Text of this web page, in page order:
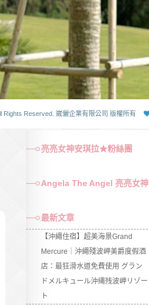
Rights Reserved. 崴儷企業有限公司 版權所有
亮亮女神安琪拉★粉絲團
Angela The Angel 亮亮女神
最新文章
【沖繩住宿】超美海景Grand
Mercure｜沖繩殘波岬美爵度假酒
店：最狂滑水道免費使用 グラン
ドメルキュール沖縄残波岬リゾー
ト